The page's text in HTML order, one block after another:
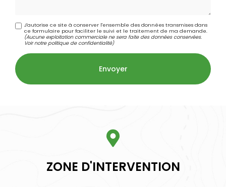
J'autorise ce site à conserver l'ensemble des données transmises dans
ce formulaire pour faciliter le suivi et le traitement de ma demande.
(Aucune exploitation commerciale ne sera faite des données conservées.
Voir notrepolitique de confidentialité)
ZONE D'INTERVENTION